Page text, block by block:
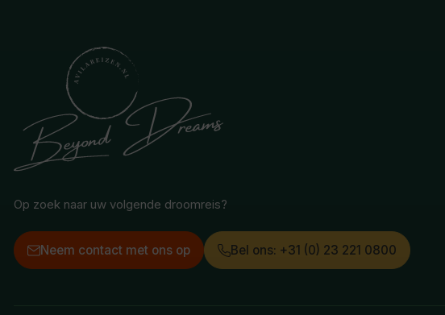
Op zoek naar uw volgende droomreis?
Neem contact met ons op Bel ons: +31 (0) 23 221 0800